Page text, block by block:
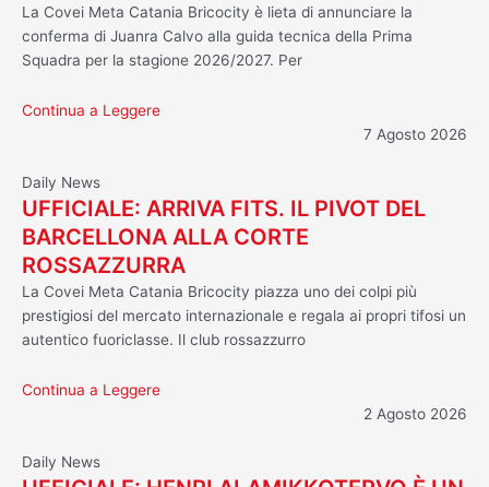
La Covei Meta Catania Bricocity è lieta di annunciare la
conferma di Juanra Calvo alla guida tecnica della Prima
Squadra per la stagione 2026/2027. Per
Continua a Leggere
7 Agosto 2026
Daily News
UFFICIALE: ARRIVA FITS. IL PIVOT DEL
BARCELLONA ALLA CORTE
ROSSAZZURRA
La Covei Meta Catania Bricocity piazza uno dei colpi più
prestigiosi del mercato internazionale e regala ai propri tifosi un
autentico fuoriclasse. Il club rossazzurro
Continua a Leggere
2 Agosto 2026
Daily News